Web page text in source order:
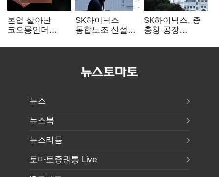
본업 살아난
코오롱인더
배터리 소재로
SK하이닉스
통합노조 신설
성과급 불만 확산
SK하이닉스, 중
충칭 공장
검토?…“확정된
뉴스
뉴스북
뉴스리듬
토마토증권통 Live